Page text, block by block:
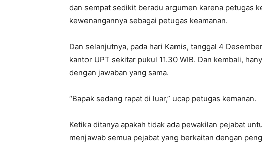
dan sempat sedikit beradu argumen karena petugas
kewenangannya sebagai petugas keamanan.
Dan selanjutnya, pada hari Kamis, tanggal 4
kantor UPT sekitar pukul 11.30 WIB. Dan kembali,
dengan jawaban yang sama.
“Bapak sedang rapat di luar,” ucap petugas kemanan.
Ketika ditanya apakah tidak ada pewakilan pejabat
menjawab semua pejabat yang berkaitan dengan